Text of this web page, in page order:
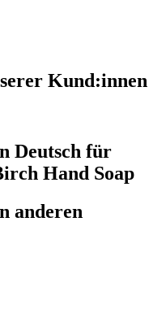
Kund:innen
Deutsch für
Hand Soap
anderen